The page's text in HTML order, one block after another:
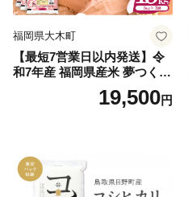
福岡県大木町
【最短7営業日以内発送】令
和7年産 福岡県産米 夢つくし
15kg 精米 ※北海道・沖縄・
19,500円